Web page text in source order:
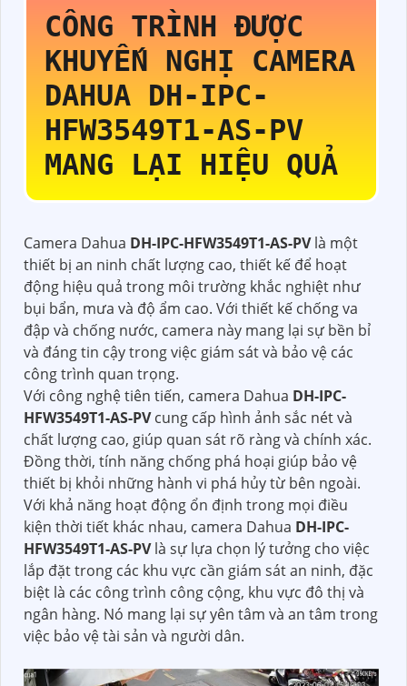
CÔNG TRÌNH ĐƯỢC
KHUYẾN NGHỊ CAMERA
DAHUA DH-IPC-
HFW3549T1-AS-PV
MANG LẠI HIỆU QUẢ
Camera Dahua DH-IPC-HFW3549T1-AS-PVlà một
thiết bị an ninh chất lượng cao, thiết kế để hoạt
động hiệu quả trong môi trường khắc nghiệt như
bụi bẩn, mưa và độ ẩm cao. Với thiết kế chống va
đập và chống nước, camera này mang lại sự bền bỉ
và đáng tin cậy trong việc giám sát và bảo vệ các
công trình quan trọng.
Với công nghệ tiên tiến, camera Dahua DH-IPC-
HFW3549T1-AS-PVcung cấp hình ảnh sắc nét và
chất lượng cao, giúp quan sát rõ ràng và chính xác.
Đồng thời, tính năng chống phá hoại giúp bảo vệ
thiết bị khỏi những hành vi phá hủy từ bên ngoài.
Với khả năng hoạt động ổn định trong mọi điều
kiện thời tiết khác nhau, camera Dahua DH-IPC-
HFW3549T1-AS-PVlà sự lựa chọn lý tưởng cho việc
lắp đặt trong các khu vực cần giám sát an ninh, đặc
biệt là các công trình công cộng, khu vực đô thị và
ngân hàng. Nó mang lại sự yên tâm và an tâm trong
việc bảo vệ tài sản và người dân.